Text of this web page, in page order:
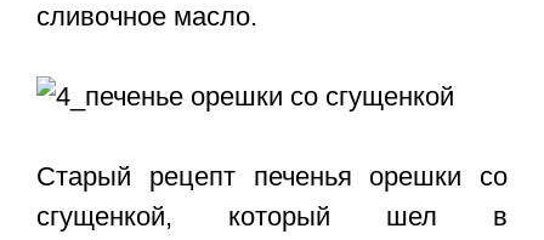
сливочное масло.
Старый рецепт печенья орешки со
сгущенкой, который шел в